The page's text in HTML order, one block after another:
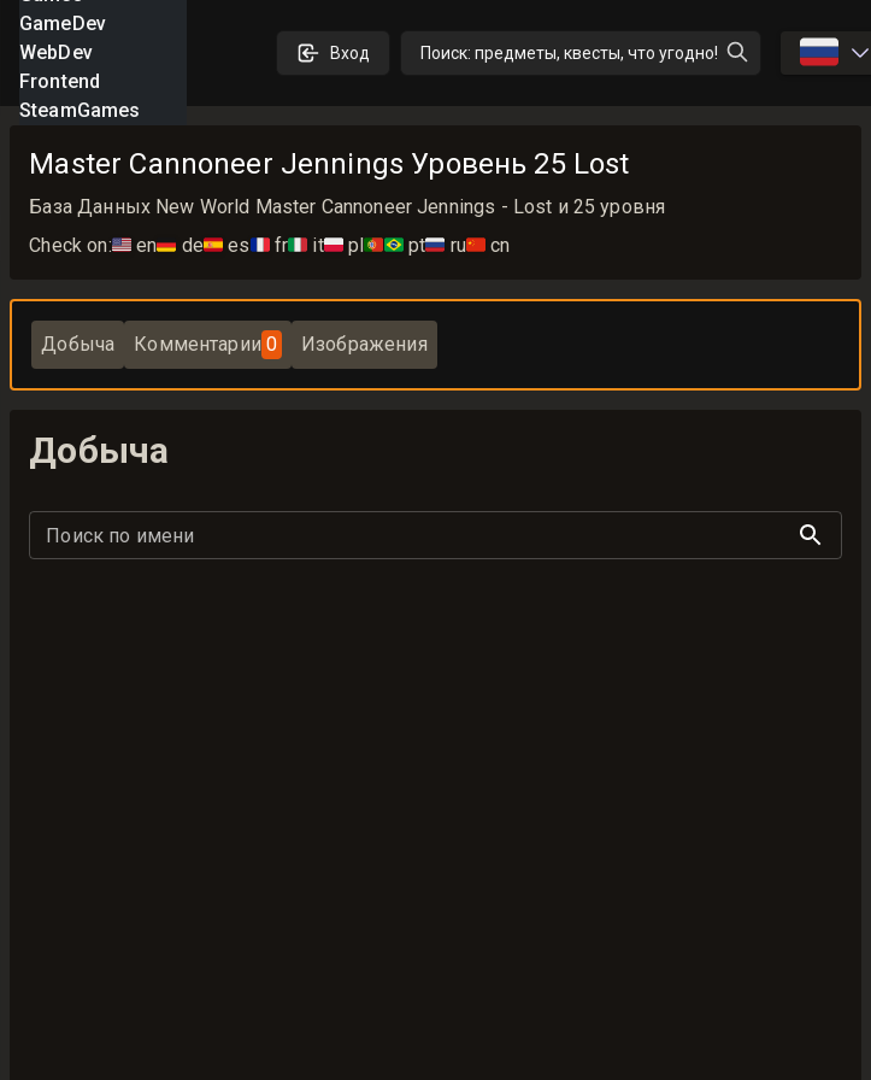
GameDev
WebDev
Frontend
SteamGames
Вход Поиск: предметы, квесты, что угодно! 🇷🇺
Master Cannoneer Jennings Уровень 25 Lost
База Данных New World Master Cannoneer Jennings - Lost и 25 уровня
Check on:🇺🇸 en🇩🇪 de🇪🇸 es🇫🇷 fr🇮🇹 it🇵🇱 pl🇵🇹🇧🇷 pt🇷🇺 ru🇨🇳 cn
Добыча Комментарии 0 Изображения
Добыча
Поиск по имени